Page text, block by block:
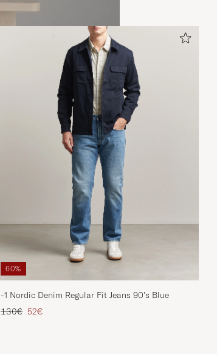
60%
-1 Nordic Denim Regular Fit Jeans 90's Blue
Regulärer Preis
130€ Reduzierter Preis
52€